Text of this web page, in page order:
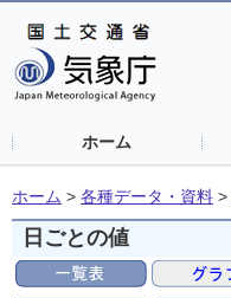
ホーム
ホーム > 各種データ・資料 >
日ごとの値